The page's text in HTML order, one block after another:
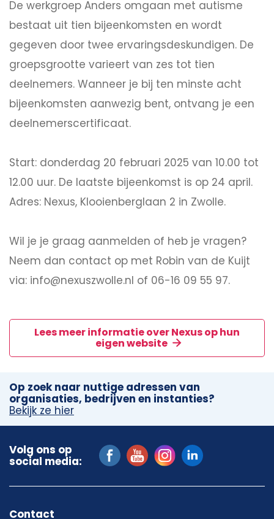
De werkgroep Anders omgaan met autisme
bestaat uit tien bijeenkomsten en wordt
gegeven door twee ervaringsdeskundigen. De
groepsgrootte varieert van zes tot tien
deelnemers. Wanneer je bij ten minste acht
bijeenkomsten aanwezig bent, ontvang je een
deelnemerscertificaat.
Start: donderdag 20 februari 2025 van 10.00 tot
12.00 uur. De laatste bijeenkomst is op 24 april.
Adres: Nexus, Klooienberglaan 2 in Zwolle.
Wil je je graag aanmelden of heb je vragen?
Neem dan contact op met Robin van de Kuijt
via: info@nexuszwolle.nl of 06-16 09 55 97.
Lees meer informatie over Nexus op hun
eigen website
Op zoek naar nuttige adressen van
organisaties, bedrijven en instanties?
Bekijk ze hier
Volg ons op
social media:
Contact